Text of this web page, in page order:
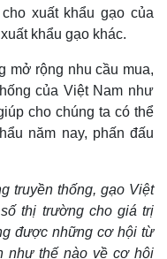
xuất khẩu gạo của
khẩu gạo khác.
mở rộng nhu cầu mua,
của Việt Nam như
cho chúng ta có thể
năm nay, phấn đấu
truyền thống, gạo Việt
thị trường cho giá trị
được những cơ hội từ
như thế nào về cơ hội